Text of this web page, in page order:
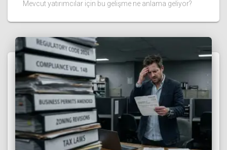
Mevcut yatırımcılar için bu gelişme ne anlama geliyor?